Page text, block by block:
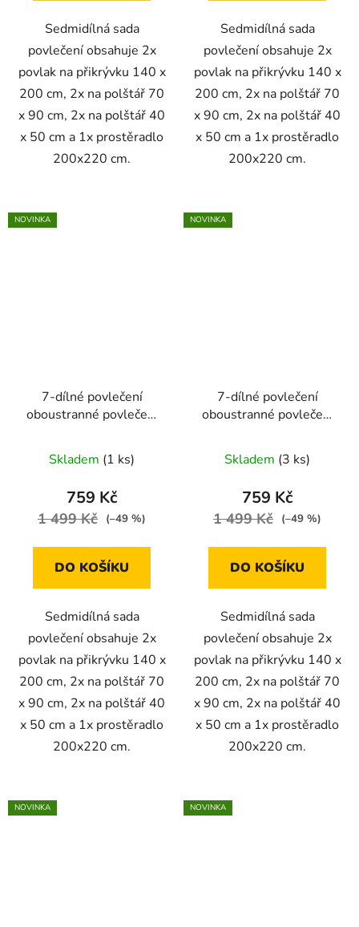
Sedmidílná sada
povlečení obsahuje 2x
povlak na přikrývku 140 x
200 cm, 2x na polštář 70
x 90 cm, 2x na polštář 40
x 50 cm a 1x prostěradlo
200x220 cm.
Sedmidílná sada
povlečení obsahuje 2x
povlak na přikrývku 140 x
200 cm, 2x na polštář 70
x 90 cm, 2x na polštář 40
x 50 cm a 1x prostěradlo
200x220 cm.
NOVINKA
7-dílné povlečení
oboustranné povlečení
cm starorůžová a bílá
Skladem (1 ks)
759 Kč
1 499 Kč (–49 %)
DO KOŠÍKU
Sedmidílná sada
povlečení obsahuje 2x
povlak na přikrývku 140 x
200 cm, 2x na polštář 70
x 90 cm, 2x na polštář 40
x 50 cm a 1x prostěradlo
200x220 cm.
NOVINKA
7-dílné povlečení
oboustranné povlečení
cm bílá a černá
Skladem (3 ks)
759 Kč
1 499 Kč (–49 %)
DO KOŠÍKU
Sedmidílná sada
povlečení obsahuje 2x
povlak na přikrývku 140 x
200 cm, 2x na polštář 70
x 90 cm, 2x na polštář 40
x 50 cm a 1x prostěradlo
200x220 cm.
NOVINKA NOVINKA